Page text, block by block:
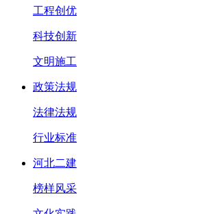
工程创优
科技创新
文明施工
政策法规
法律法规
行业标准
河北二建
榜样风采